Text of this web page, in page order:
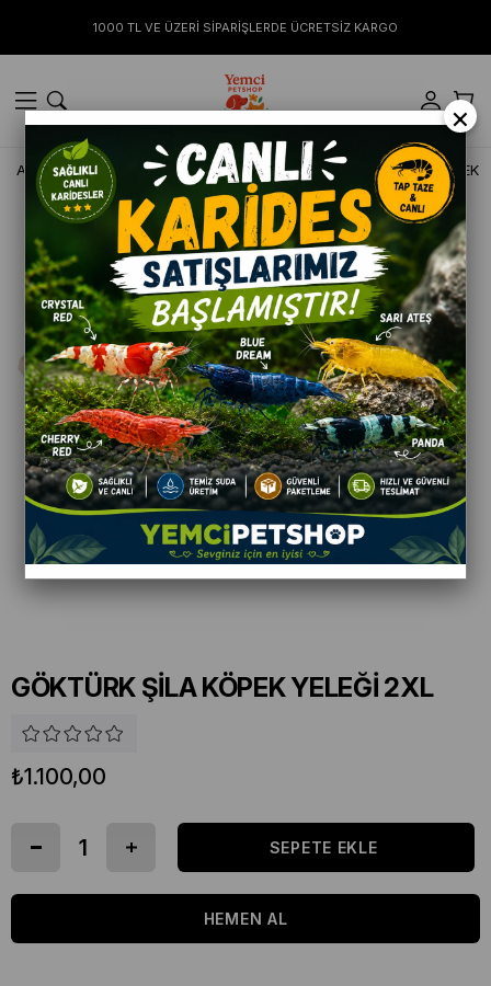
1000 TL VE ÜZERİ SİPARİŞLERDE ÜCRETSİZ KARGO
Anasayfa KIYAFET VE YAĞMURLUKLAR GÖKTÜRK ŞİLA KÖPEK
GÖKTÜRK ŞİLA KÖPEK YELEĞİ 2XL
₺1.100,00
×